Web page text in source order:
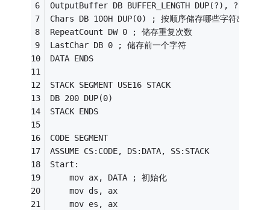
OutputBuffer DB BUFFER_LENGTH DUP(?), ?
Chars DB 100H DUP(0) ; 按顺序储存哪些字符出现的
RepeatCount DW 0 ; 储存重复次数
LastChar DB 0 ; 储存前一个字符
DATA ENDS
STACK SEGMENT USE16 STACK
DB 200 DUP(0)
STACK ENDS
CODE SEGMENT
ASSUME CS:CODE, DS:DATA, SS:STACK
Start:
	mov ax, DATA ; 初始化
	mov ds, ax
	mov es, ax